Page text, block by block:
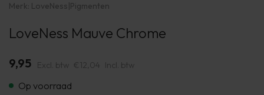
Merk: LoveNess|Pigmenten
LoveNess Mauve Chrome
9,95 Excl. btw €12,04 Incl. btw
Op voorraad